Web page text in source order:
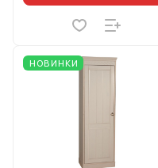
НОВИНКИ